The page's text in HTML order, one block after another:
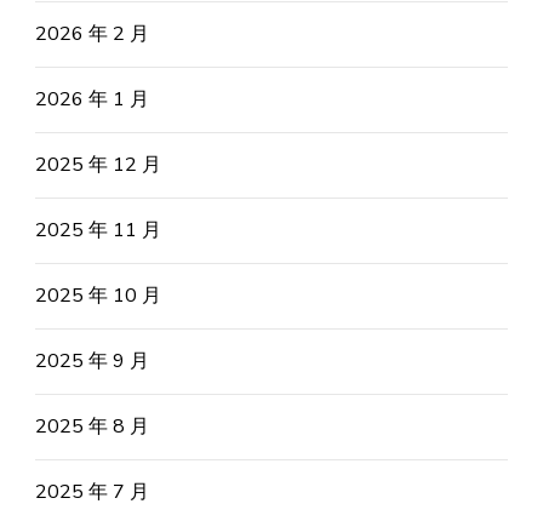
2026 年 2 月
2026 年 1 月
2025 年 12 月
2025 年 11 月
2025 年 10 月
2025 年 9 月
2025 年 8 月
2025 年 7 月